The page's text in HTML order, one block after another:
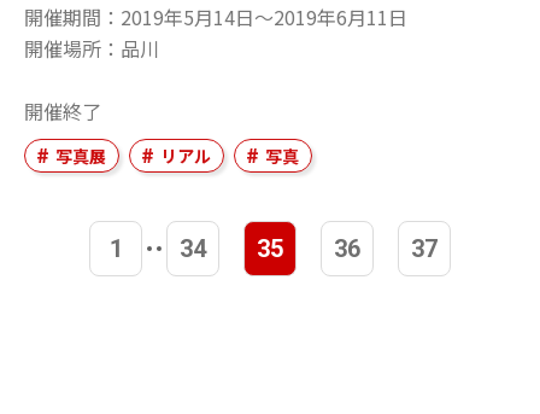
開催期間
2019年5月14日〜2019年6月11日
開催場所
品川
開催終了
写真展 リアル 写真
1 34 35 36 37